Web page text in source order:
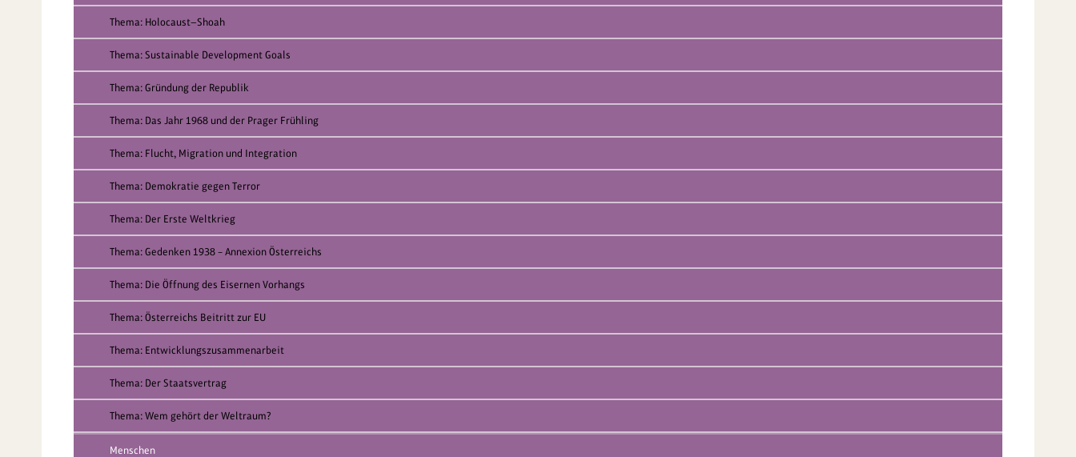
Thema: Holocaust—Shoah
Thema: Sustainable Development Goals
Thema: Gründung der Republik
Thema: Das Jahr 1968 und der Prager Frühling
Thema: Flucht, Migration und Integration
Thema: Demokratie gegen Terror
Thema: Der Erste Weltkrieg
Thema: Gedenken 1938 – Annexion Österreichs
Thema: Die Öffnung des Eisernen Vorhangs
Thema: Österreichs Beitritt zur EU
Thema: Entwicklungszusammenarbeit
Thema: Der Staatsvertrag
Thema: Wem gehört der Weltraum?
Menschen